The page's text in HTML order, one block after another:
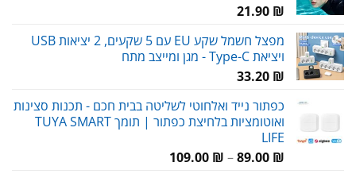
21.90 ₪
מפצל חשמל שקע EU עם 5 שקעים, 2 יציאות USB
ויציאת Type-C - מגן ומייצב מתח
33.20 ₪
כפתור נייד ואלחוטי לשליטה בבית חכם - תכנות סצינות
ואוטומציות בלחיצת כפתור | תומך TUYA SMART
LIFE
89.00 ₪
–
109.00 ₪